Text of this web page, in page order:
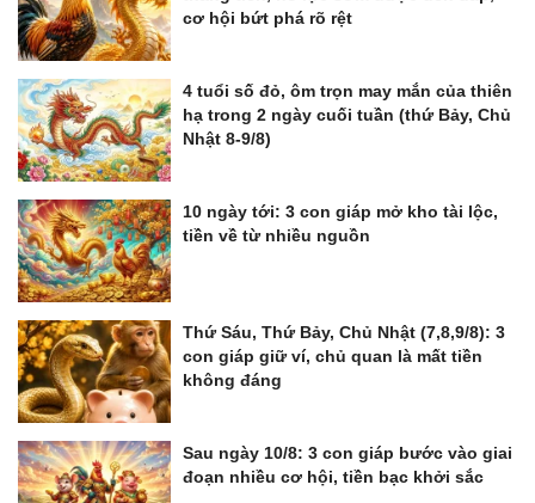
cơ hội bứt phá rõ rệt
4 tuổi số đỏ, ôm trọn may mắn của thiên
hạ trong 2 ngày cuối tuần (thứ Bảy, Chủ
Nhật 8-9/8)
10 ngày tới: 3 con giáp mở kho tài lộc,
tiền về từ nhiều nguồn
Thứ Sáu, Thứ Bảy, Chủ Nhật (7,8,9/8): 3
con giáp giữ ví, chủ quan là mất tiền
không đáng
Sau ngày 10/8: 3 con giáp bước vào giai
đoạn nhiều cơ hội, tiền bạc khởi sắc